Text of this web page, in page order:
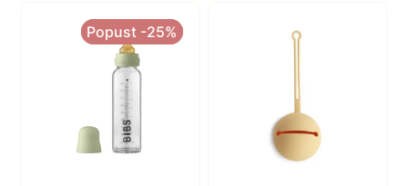
Popust -25%
Popust -25%